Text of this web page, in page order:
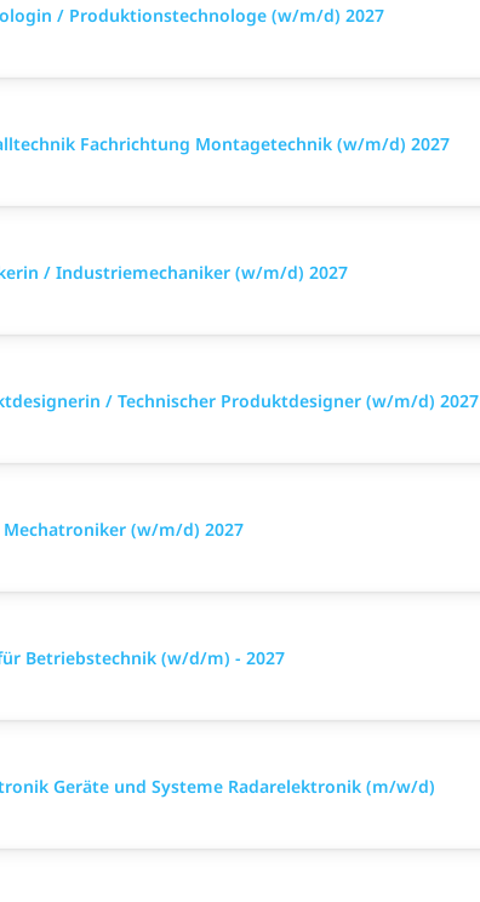
/ Produktionstechnologe (w/m/d) 2027
Fachrichtung Montagetechnik (w/m/d) 2027
/ Industriemechaniker (w/m/d) 2027
/ Technischer Produktdesigner (w/m/d) 2027
(w/m/d) 2027
Betriebstechnik (w/d/m) - 2027
Geräte und Systeme Radarelektronik (m/w/d)